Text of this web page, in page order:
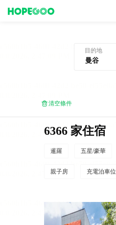
目的地
清空條件
6366 家住宿
暹羅 五星/豪華
親子房 充電泊車位